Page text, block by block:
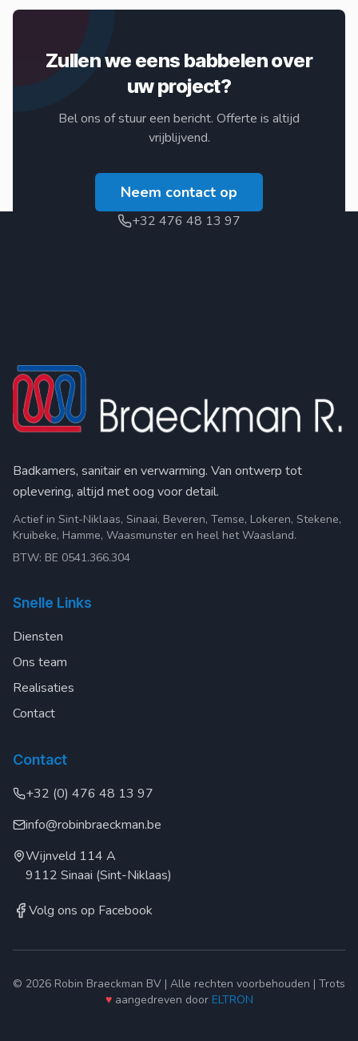
Zullen we eens babbelen over
uw project?
Bel ons of stuur een bericht. Offerte is altijd
vrijblijvend.
Neem contact op
+32 476 48 13 97
Badkamers, sanitair en verwarming. Van ontwerp tot
oplevering, altijd met oog voor detail.
Actief in Sint-Niklaas, Sinaai, Beveren, Temse, Lokeren, Stekene,
Kruibeke, Hamme, Waasmunster en heel het Waasland.
BTW: BE 0541.366.304
Snelle Links
Diensten
Ons team
Realisaties
Contact
Contact
+32 (0) 476 48 13 97
info@robinbraeckman.be
Wijnveld 114 A
9112 Sinaai (Sint-Niklaas)
Volg ons op Facebook
© 2026 Robin Braeckman BV | Alle rechten voorbehouden | Trots
♥aangedreven door ELTRON